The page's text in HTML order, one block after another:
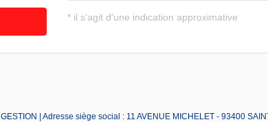
| Adresse siège social : 11 AVENUE MICHELET - 93400